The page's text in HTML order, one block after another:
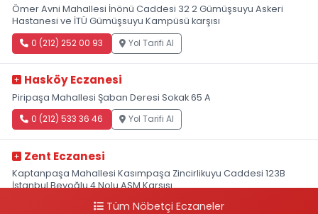
Ömer Avni Mahallesi İnönü Caddesi 32 2 Gümüşsuyu Askeri
Hastanesi ve İTÜ Gümüşsuyu Kampüsü karşısı
0 (212) 252 00 93 Yol Tarifi Al
Hasköy Eczanesi
Piripaşa Mahallesi Şaban Deresi Sokak 65 A
0 (212) 533 36 46 Yol Tarifi Al
Zent Eczanesi
Kaptanpaşa Mahallesi Kasımpaşa Zincirlikuyu Caddesi 123B
İstanbul Beyoğlu 4 Nolu ASM Karşısı
0 (212) 297 96 92 Yol Tarifi Al
Tüm Nöbetçi Eczaneler